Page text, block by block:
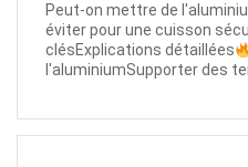
Peut-on mettre de
éviter pour une cuisson
clésExplications détaillées
l'aluminiumSupporter des